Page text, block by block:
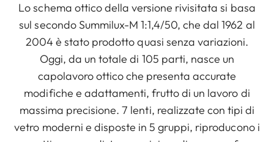
Lo schema ottico della versione rivisitata si basa
sul secondo Summilux-M 1:1,4/50, che dal 1962 al
2004 è stato prodotto quasi senza variazioni.
Oggi, da un totale di 105 parti, nasce un
capolavoro ottico che presenta accurate
modifiche e adattamenti, frutto di un lavoro di
massima precisione. 7 lenti, realizzate con tipi di
vetro moderni e disposte in 5 gruppi, riproducono i